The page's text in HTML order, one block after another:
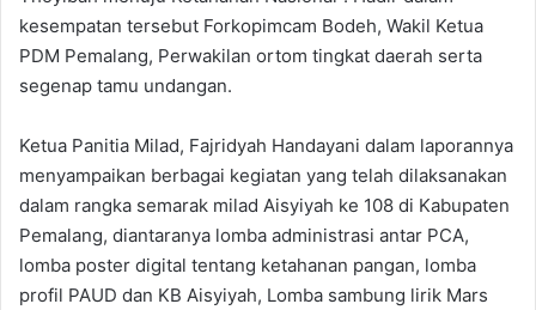
kesempatan tersebut Forkopimcam Bodeh, Wakil Ketua
PDM Pemalang, Perwakilan ortom tingkat daerah serta
segenap tamu undangan.
Ketua Panitia Milad, Fajridyah Handayani dalam laporannya
menyampaikan berbagai kegiatan yang telah dilaksanakan
dalam rangka semarak milad Aisyiyah ke 108 di Kabupaten
Pemalang, diantaranya lomba administrasi antar PCA,
lomba poster digital tentang ketahanan pangan, lomba
profil PAUD dan KB Aisyiyah, Lomba sambung lirik Mars